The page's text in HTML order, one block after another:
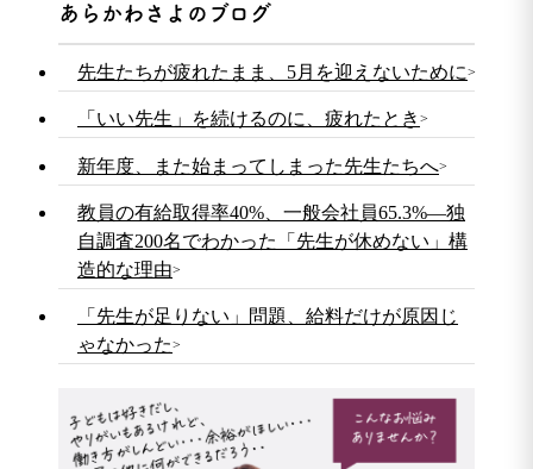
あらかわさよのブログ
先生たちが疲れたまま、5月を迎えないために
「いい先生」を続けるのに、疲れたとき
新年度、また始まってしまった先生たちへ
教員の有給取得率40%、一般会社員65.3%—独
自調査200名でわかった「先生が休めない」構
造的な理由
「先生が足りない」問題、給料だけが原因じ
ゃなかった